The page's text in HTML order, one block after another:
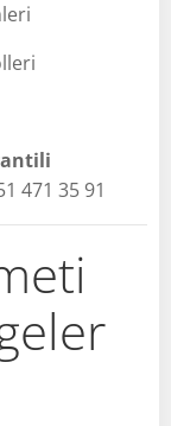
471 35 91